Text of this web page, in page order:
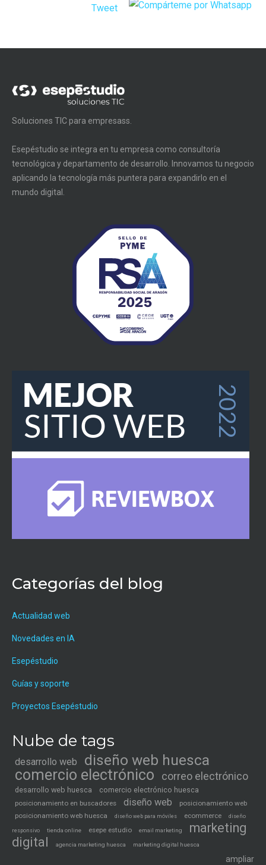
Tweet
Soluciones TIC para empresass.
Esepéstudio se integra en tu empresa como consultoría
tecnológica y departamento de desarrollo. Innovamos tu negocio
aplicando la tecnología más puntera para expandirlo en el
mundo digital.
Categorías del blog
Actualidad web
Novedades en IA
Esepéstudio
Guías y soporte
Proyectos Esepéstudio
Nube de tags
desarrollo web
diseño web huesca
comercio electrónico
correo electrónico
desarrollo web huesca comercio electrónico huesca
posicionamiento en buscadores diseño web
posicionamiento web
posicionamiento web huesca
diseño web para móviles ecommerce diseño
responsivo tienda online esepe estudio email marketing
marketing
digital
agencia marketing huesca marketing digital huesca
ampliar